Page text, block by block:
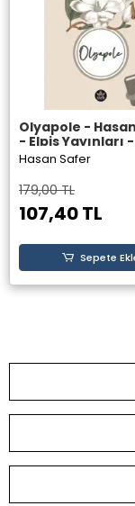
Olyapole - Hasan Safer
- Elpis Yayınları -
Hasan Safer
179,00 TL
107,40 TL
Sepete